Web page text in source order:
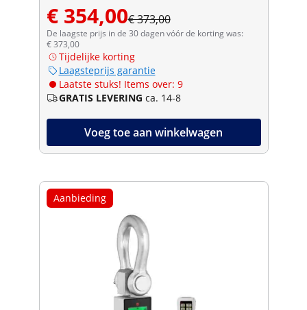
€ 354,00€ 373,00
De laagste prijs in de 30 dagen vóór de korting was:
€ 373,00
Tijdelijke korting
Laagsteprijs garantie
Laatste stuks! Items over: 9
GRATIS LEVERING ca. 14-8
Voeg toe aan winkelwagen
Aanbieding